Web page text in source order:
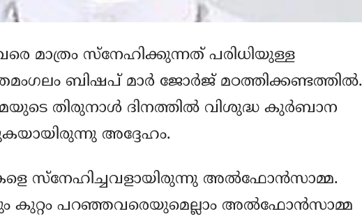
മാത്രം സ്‌നേഹിക്കുന്നത് പരിധിയുള്ള
ബിഷപ് മാര്‍ ജോര്‍ജ് മഠത്തിക്കണ്ടത്തില്‍.
തിരുനാള്‍ ദിനത്തില്‍ വിശുദ്ധ കുര്‍ബാന
അദ്ദേഹം.
സ്‌നേഹിച്ചവളായിരുന്നു അല്‍ഫോന്‍സാമ്മ.
കുറ്റം പറഞ്ഞവരെയുമെല്ലാം അല്‍ഫോന്‍സാമ്മ